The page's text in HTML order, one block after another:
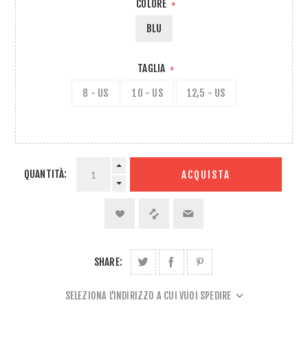
COLORE *
BLU
TAGLIA *
8 - US 10 - US 12,5 - US
QUANTITÀ: ACQUISTA
SHARE:
SELEZIONA L'INDIRIZZO A CUI VUOI SPEDIRE